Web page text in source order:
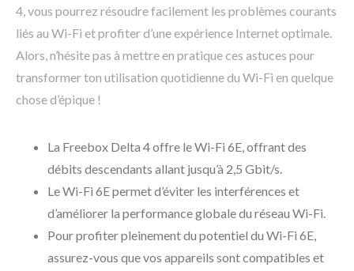
4, vous pourrez résoudre facilement les problèmes courants
liés au Wi-Fi et profiter d’une expérience Internet optimale.
Alors, n’hésite pas à mettre en pratique ces astuces pour
transformer ton utilisation quotidienne du Wi-Fi en quelque
chose d’épique !
La Freebox Delta 4 offre le Wi-Fi 6E, offrant des
débits descendants allant jusqu’à 2,5 Gbit/s.
Le Wi-Fi 6E permet d’éviter les interférences et
d’améliorer la performance globale du réseau Wi-Fi.
Pour profiter pleinement du potentiel du Wi-Fi 6E,
assurez-vous que vos appareils sont compatibles et